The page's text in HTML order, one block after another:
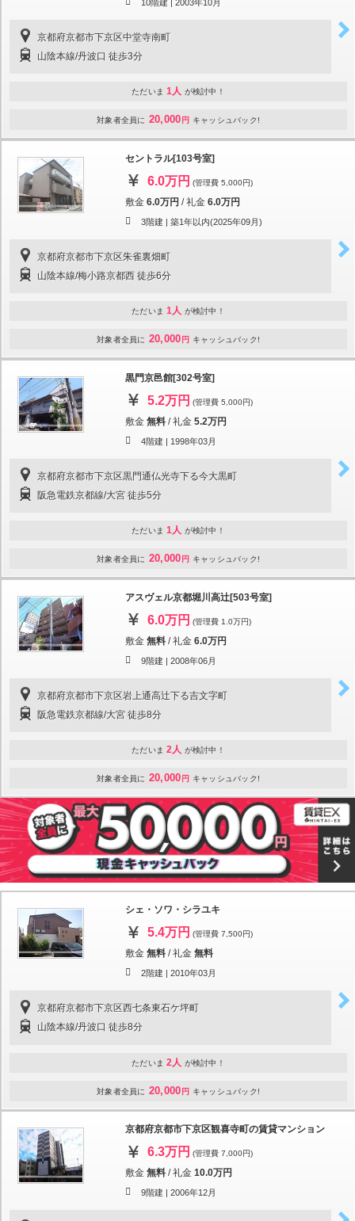
10階建 | 2003年10月
京都府京都市下京区中堂寺南町
山陰本線/丹波口 徒歩3分
ただいま 1人 が検討中！
対象者全員に 20,000 円 キャッシュバック!
セントラル[103号室]
6.0万円 (管理費 5,000円)
敷金 6.0万円 /礼金 6.0万円
3階建 | 築1年以内(2025年09月)
京都府京都市下京区朱雀裏畑町
山陰本線/梅小路京都西 徒歩6分
ただいま 1人 が検討中！
対象者全員に 20,000 円 キャッシュバック!
黒門京邑館[302号室]
5.2万円 (管理費 5,000円)
敷金 無料 /礼金 5.2万円
4階建 | 1998年03月
京都府京都市下京区黒門通仏光寺下る今大黒町
阪急電鉄京都線/大宮 徒歩5分
ただいま 1人 が検討中！
対象者全員に 20,000 円 キャッシュバック!
アスヴェル京都堀川高辻[503号室]
6.0万円 (管理費 1.0万円)
敷金 無料 /礼金 6.0万円
9階建 | 2008年06月
京都府京都市下京区岩上通高辻下る吉文字町
阪急電鉄京都線/大宮 徒歩8分
ただいま 2人 が検討中！
対象者全員に 20,000 円 キャッシュバック!
シェ・ソワ・シラユキ
5.4万円 (管理費 7,500円)
敷金 無料 /礼金 無料
2階建 | 2010年03月
京都府京都市下京区西七条東石ケ坪町
山陰本線/丹波口 徒歩8分
ただいま 2人 が検討中！
対象者全員に 20,000 円 キャッシュバック!
京都府京都市下京区観喜寺町の賃貸マンション
6.3万円 (管理費 7,000円)
敷金 無料 /礼金 10.0万円
9階建 | 2006年12月